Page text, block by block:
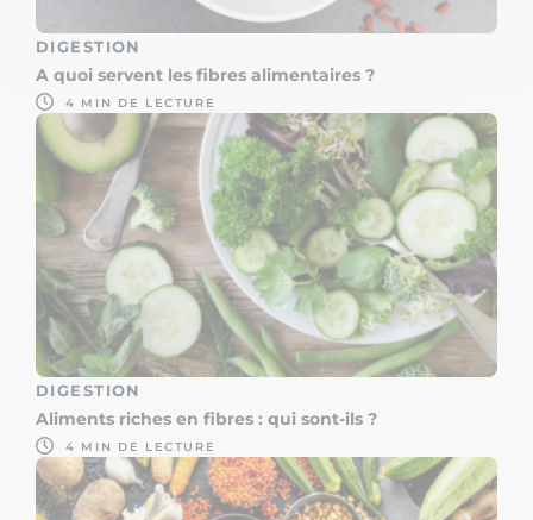
DIGESTION
A quoi servent les fibres alimentaires ?
4 MIN DE LECTURE
DIGESTION
Aliments riches en fibres : qui sont-ils ?
4 MIN DE LECTURE